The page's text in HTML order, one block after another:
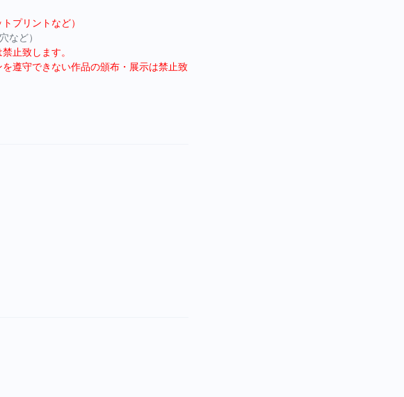
プリントなど）
ど）
止致します。
遵守できない作品の頒布・展示は禁止致